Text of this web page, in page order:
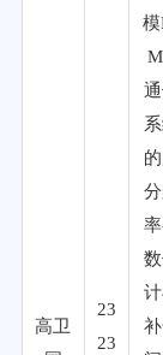
高卫
23
23